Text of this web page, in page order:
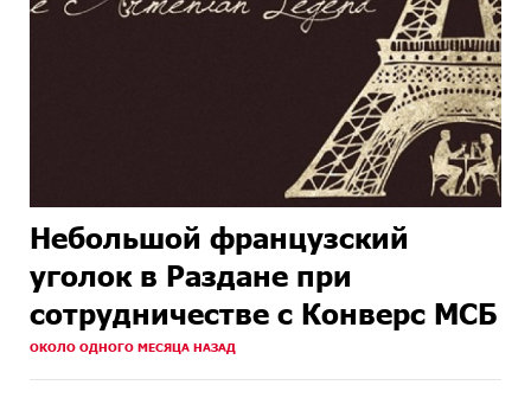
Небольшой французский
уголок в Раздане при
сотрудничестве с Конверс МСБ
ОКОЛО ОДНОГО МЕСЯЦА НАЗАД